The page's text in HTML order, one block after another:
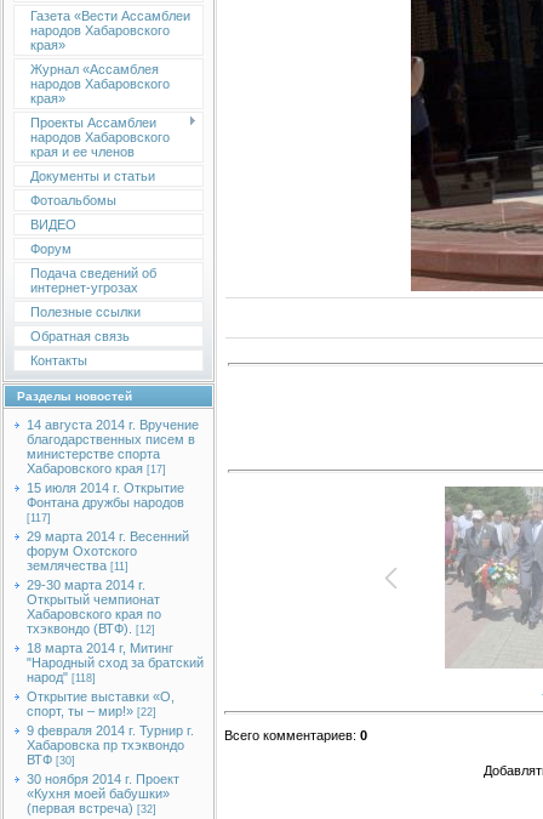
Газета «Вести Ассамблеи
народов Хабаровского
края»
Журнал «Ассамблея
народов Хабаровского
края»
Проекты Ассамблеи
народов Хабаровского
края и ее членов
Документы и статьи
Фотоальбомы
ВИДЕО
Форум
Подача сведений об
интернет-угрозах
Полезные ссылки
Обратная связь
Контакты
Разделы новостей
14 августа 2014 г. Вручение
благодарственных писем в
министерстве спорта
Хабаровского края [17]
15 июля 2014 г. Открытие
Фонтана дружбы народов
[117]
29 марта 2014 г. Весенний
форум Охотского
землячества [11]
29-30 марта 2014 г.
Открытый чемпионат
Хабаровского края по
тхэквондо (ВТФ).
[12]
18 марта 2014 г, Митинг
"Народный сход за братский
народ" [118]
Открытие выставки «О,
спорт, ты – мир!» [22]
9 февраля 2014 г. Турнир г.
Хабаровска пр тхэквондо
ВТФ [30]
30 ноября 2014 г. Проект
«Кухня моей бабушки»
(первая встреча) [32]
Всего комментариев: 0